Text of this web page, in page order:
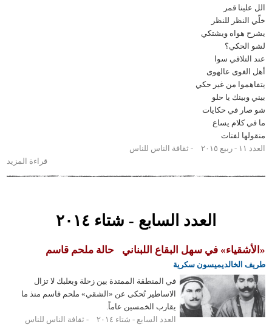
قمر
للنظر
ويشتكي
سوا
عالهوى
من غير حكي
يا حلو
في حكايات
يساع
لفتات
ثقافة الناس للناس
قراءة المزيدحول
أغاني
العدد السابع - شتاء ٢٠١٤
في سهل البقاع اللبناني حالة ملحم قاسم
ميسون سكرية
في المنطقة الممتدة بين زحلة وبعلبك لا تزال
الاساطير تُحكى عن «الشقي» ملحم قاسم منذ ما
يقارب الخمسين عاماً.
العدد السابع - شتاء ٢٠١٤
ثقافة الناس للناس